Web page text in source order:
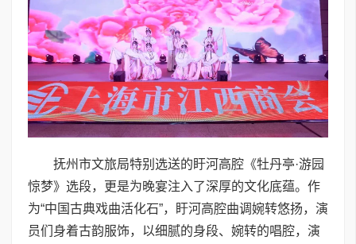
抚州市文旅局特别选送的盱河高腔《牡丹亭·游园
惊梦》选段，更是为晚宴注入了深厚的文化底蕴。作
为“中国古典戏曲活化石”，盱河高腔曲调婉转悠扬，演
员们身着古韵服饰，以细腻的身段、婉转的唱腔，演